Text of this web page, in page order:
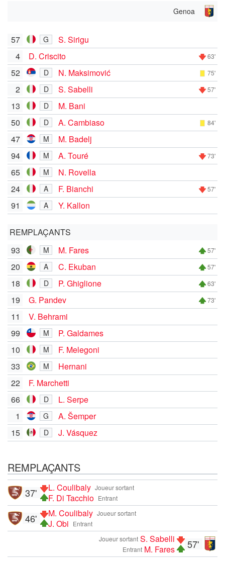
Genoa
57 G
S. Sirigu
4
D. Criscito 63'
52 D N. Maksimović 75'
2 D S. Sabelli 57'
13 D
M. Bani
50
D A. Cambiaso 84'
47 M
M. Badelj
94
M A. Touré 73'
65 M
N. Rovella
24
A F. Bianchi 57'
91 A Y. Kallon
REMPLAÇANTS
93
M M. Fares 57'
20 A C. Ekuban 57'
18 D P. Ghiglione 63'
19 G. Pandev 73'
11
V. Behrami
99
M
P. Galdames
10
M
F. Melegoni
33
M
Hernani
22
F. Marchetti
66
D
L. Serpe
1
G
A. Šemper
15
D J. Vásquez
REMPLAÇANTS
Joueur sortant
L. Coulibaly
Entrant
F. Di Tacchio
37'
Joueur sortant
M. Coulibaly
Entrant
J. Obi
46'
57'
Joueur sortant S. Sabelli
Entrant M. Fares